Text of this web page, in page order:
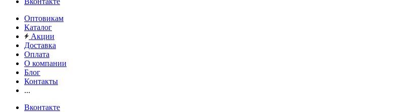
Оптовикам
Каталог
Акции
Доставка
Оплата
О компании
Блог
Контакты
...
Вконтакте